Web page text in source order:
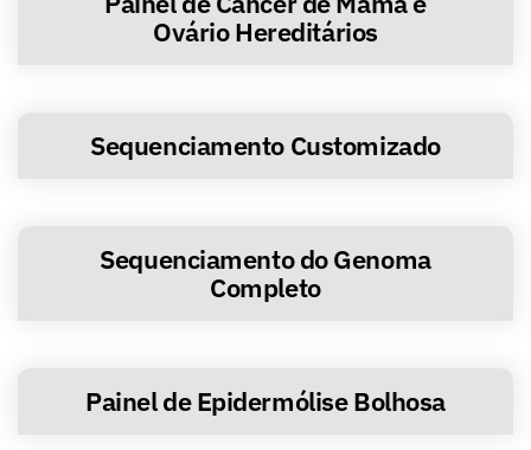
Ovário Hereditários
Sequenciamento Customizado
Sequenciamento do Genoma
Completo
Painel de Epidermólise Bolhosa